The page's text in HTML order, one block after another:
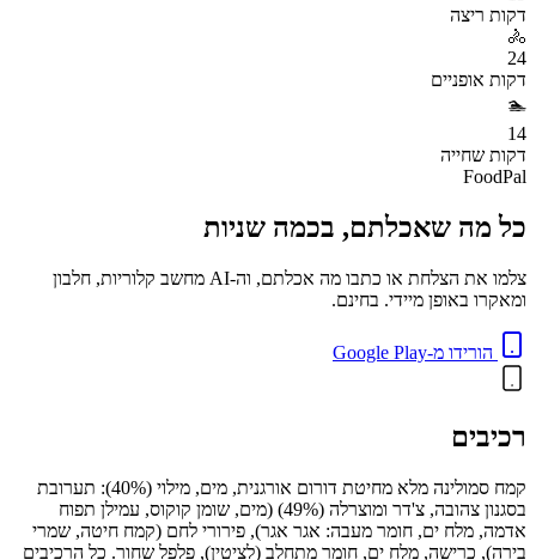
דקות ריצה
🚴
24
דקות אופניים
🏊
14
דקות שחייה
FoodPal
כל מה שאכלתם, בכמה שניות
צלמו את הצלחת או כתבו מה אכלתם, וה-AI מחשב קלוריות, חלבון
ומאקרו באופן מיידי. בחינם.
הורידו מ-Google Play
רכיבים
קמח סמולינה מלא מחיטת דורום אורגנית, מים, מילוי (40%): תערובת
בסגנון צהובה, צ'דר ומוצרלה (49%) (מים, שומן קוקוס, עמילן תפוח
אדמה, מלח ים, חומר מעבה: אגר אגר), פירורי לחם (קמח חיטה, שמרי
בירה), כרישה, מלח ים, חומר מתחלב (לציטין), פלפל שחור. כל הרכיבים